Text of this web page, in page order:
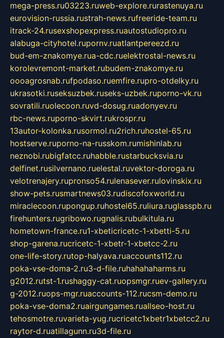
mega-press.ru03223.ruweb-explore.rurastenuya.ru
eurovision-russia.rustrah-news.rufreeride-team.ru
itrack-24.rusexshopexpress.ruautostudiopro.ru
alabuga-cityhotel.rupornv.ruatlantpereezd.ru
bud-em-znakomye.rua-cdc.ruelektrostal-news.ru
korolevremont-market.rubudem-znakomye.ru
oooagrosnab.rufpodaso.ruemfire.rupro-otdelky.ru
ukrasotki.ruseksuzbek.ruseks-uzbek.ruporno-vk.ru
sovratili.ruolecoon.ruvd-dosug.ruadonyev.ru
rbc-news.ruporno-skvirt.rukrospr.ru
13autor-kolonka.rusormol.ru2rich.ruhostel-65.ru
hostserve.ruporno-na-russkom.rumishinlab.ru
neznobi.rubigfatcc.ruhabble.rustarbucksvia.ru
delfinet.rusilvernano.ruelestal.ruvektor-doroga.ru
velotrenajery.rupronso54.rulenasever.rulovinskix.ru
show-pets.rusmartnews03.rudiscofoxworld.ru
miraclecoon.rupongup.ruhostel65.ruliura.ruglasspb.ru
firehunters.rugribowo.rugnalis.rubulkitula.ru
hometown-france.ru1-xbeticricetc-1-xbetti-5.ru
shop-garena.rucricetc-1-xbetr-1-xbetcc-2.ru
one-life-story.rutop-halyava.ruaccounts112.ru
poka-vse-doma-2.ru3-d-file.ruhahahaharms.ru
g2012.rutst-1.rushaggy-cat.ruopsmgr.ruev-gallery.ru
g-2012.ruops-mgr.ruaccounts-112.rucsm-demo.ru
poka-vse-doma2.ruairgungames.ruallseo-host.ru
tehosmotre.ruvarieta-yug.rucricetc1xbetr1xbetcc2.ru
raytor-d.ruatillagunn.ru3d-file.ru